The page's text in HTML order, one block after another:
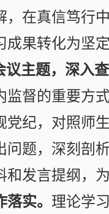
在真信笃行
果转化为坚
主题，深入查
督的重要方
纪，对照师
题，深刻剖
发言提纲，
实。 理论学